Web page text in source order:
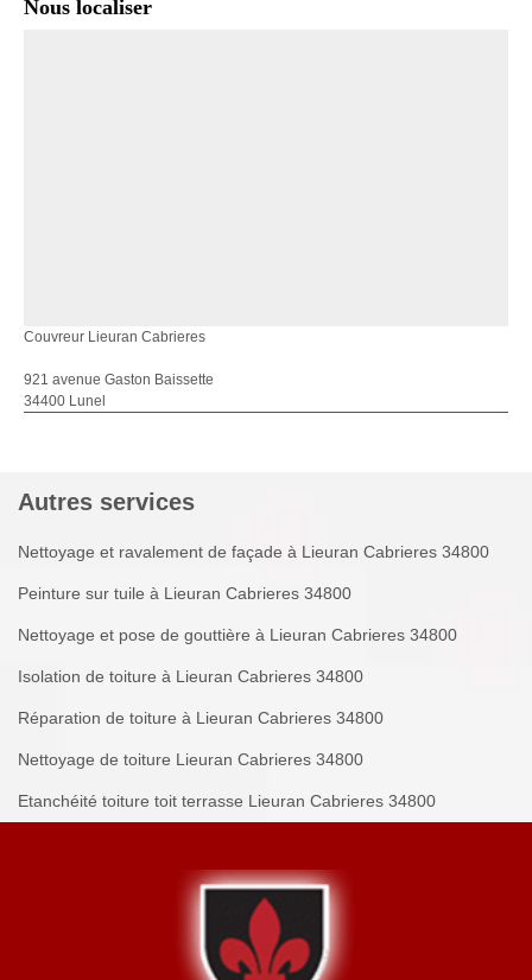
Nous localiser
Couvreur Lieuran Cabrieres
921 avenue Gaston Baissette
34400 Lunel
Autres services
Nettoyage et ravalement de façade à Lieuran Cabrieres 34800
Peinture sur tuile à Lieuran Cabrieres 34800
Nettoyage et pose de gouttière à Lieuran Cabrieres 34800
Isolation de toiture à Lieuran Cabrieres 34800
Réparation de toiture à Lieuran Cabrieres 34800
Nettoyage de toiture Lieuran Cabrieres 34800
Etanchéité toiture toit terrasse Lieuran Cabrieres 34800